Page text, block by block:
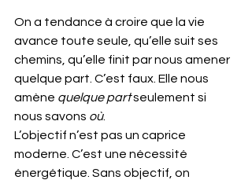
On a tendance à croire que la vie
avance toute seule, qu’elle suit ses
chemins, qu’elle finit par nous amener
quelque part. C’est faux. Elle nous
amène quelque part seulement si
nous savons où.
L’objectif n’est pas un caprice
moderne. C’est une nécessité
énergétique. Sans objectif, on